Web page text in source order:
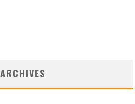
ARCHIVES